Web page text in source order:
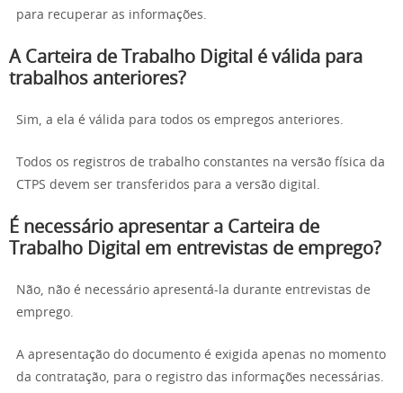
para recuperar as informações.
A Carteira de Trabalho Digital é válida para
trabalhos anteriores?
Sim, a ela é válida para todos os empregos anteriores.
Todos os registros de trabalho constantes na versão física da
CTPS devem ser transferidos para a versão digital.
É necessário apresentar a Carteira de
Trabalho Digital em entrevistas de emprego?
Não, não é necessário apresentá-la durante entrevistas de
emprego.
A apresentação do documento é exigida apenas no momento
da contratação, para o registro das informações necessárias.